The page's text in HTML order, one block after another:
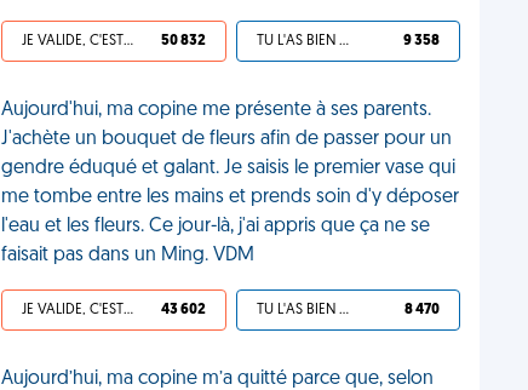
JE VALIDE, C'EST UNE VDM 50 832 TU L'AS BIEN MÉRITÉ 9 358
Aujourd'hui, ma copine me présente à ses parents.
J'achète un bouquet de fleurs afin de passer pour un
gendre éduqué et galant. Je saisis le premier vase qui
me tombe entre les mains et prends soin d'y déposer
l'eau et les fleurs. Ce jour-là, j'ai appris que ça ne se
faisait pas dans un Ming. VDM
JE VALIDE, C'EST UNE VDM 43 602 TU L'AS BIEN MÉRITÉ 8 470
Aujourd’hui, ma copine m’a quitté parce que, selon